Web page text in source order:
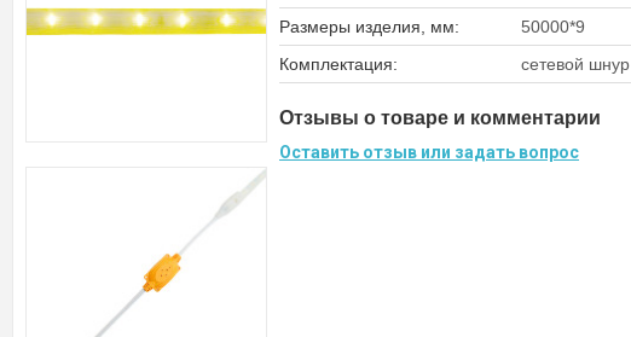
Размеры изделия, мм:
50000*9
Комплектация:
сетевой шнур
Отзывы о товаре и комментарии
Оставить отзыв или задать вопрос